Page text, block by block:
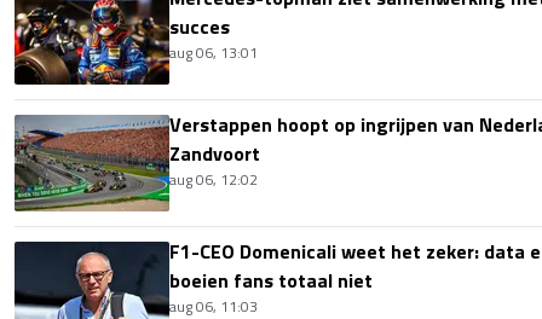
succes
aug 06, 13:01
Verstappen hoopt op ingrijpen van
Zandvoort
aug 06, 12:02
F1-CEO Domenicali weet het zeker: data
boeien fans totaal niet
aug 06, 11:03